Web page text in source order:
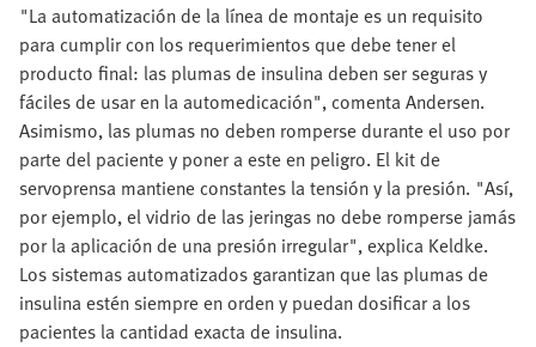
"La automatización de la línea de montaje es un requisito
para cumplir con los requerimientos que debe tener el
producto final: las plumas de insulina deben ser seguras y
fáciles de usar en la automedicación", comenta Andersen.
Asimismo, las plumas no deben romperse durante el uso por
parte del paciente y poner a este en peligro. El kit de
servoprensa mantiene constantes la tensión y la presión. "Así,
por ejemplo, el vidrio de las jeringas no debe romperse jamás
por la aplicación de una presión irregular", explica Keldke.
Los sistemas automatizados garantizan que las plumas de
insulina estén siempre en orden y puedan dosificar a los
pacientes la cantidad exacta de insulina.